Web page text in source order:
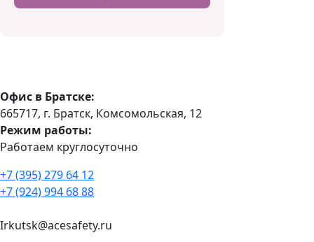
Офис в Братске:
665717, г. Братск, Комсомольская, 12
Режим работы:
Работаем круглосуточно
+7 (395) 279 64 12
+7 (924) 994 68 88
Irkutsk@acesafety.ru